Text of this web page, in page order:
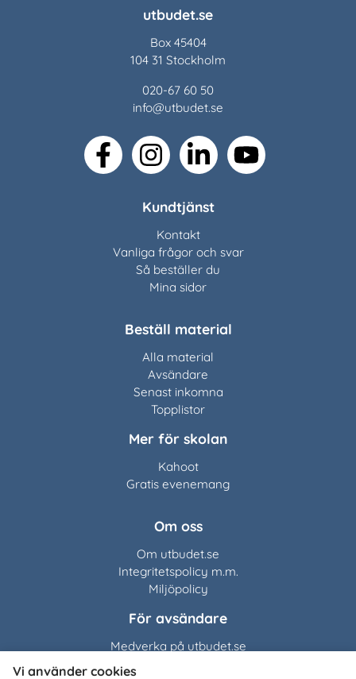
utbudet.se
Box 45404
104 31 Stockholm
020-67 60 50
info@utbudet.se
facebookinstagramlinkedin youtube
Kundtjänst
Kontakt
Vanliga frågor och svar
Så beställer du
Mina sidor
Beställ material
Alla material
Avsändare
Senast inkomna
Topplistor
Mer för skolan
Kahoot
Gratis evenemang
Om oss
Om utbudet.se
Integritetspolicy m.m.
Miljöpolicy
För avsändare
Medverka på utbudet.se
Vi använder cookies